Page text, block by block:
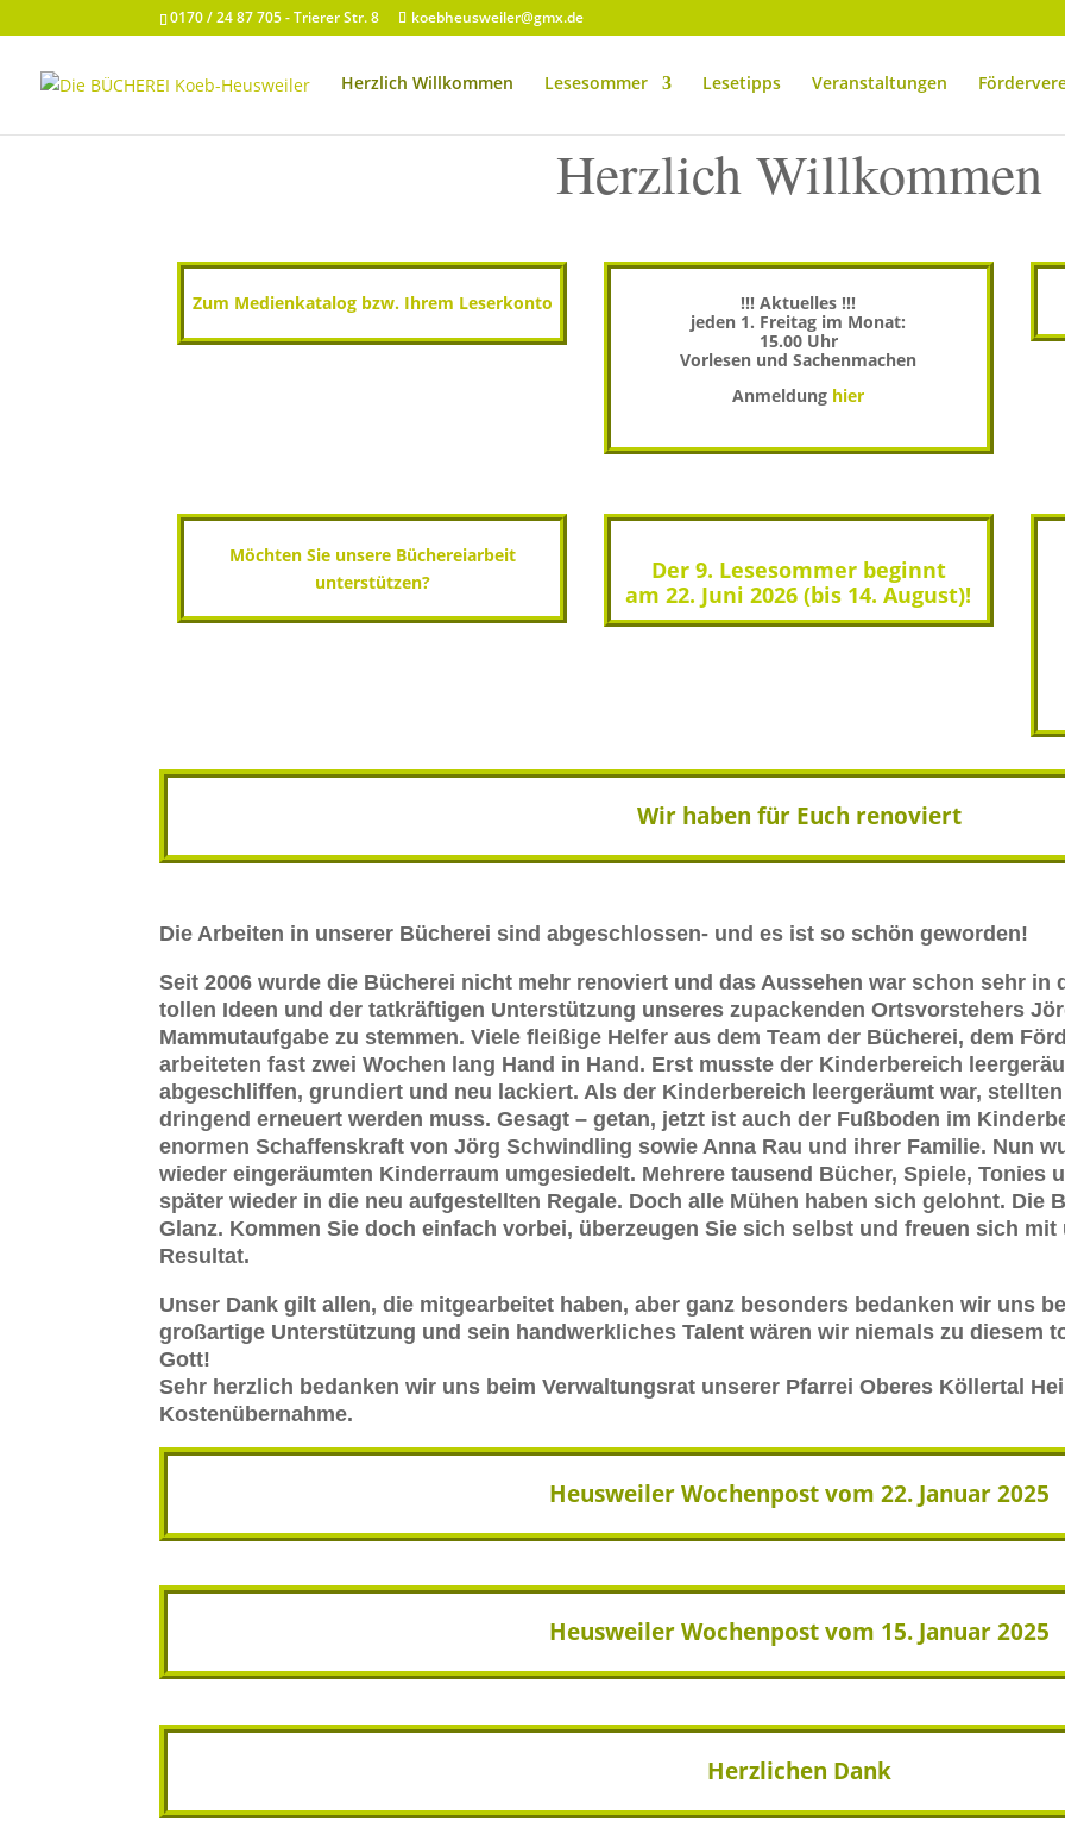
0170 / 24 87 705 - Trierer Str. 8 koebheusweiler@gmx.de
Herzlich Willkommen Lesesommer Lesetipps Veranstaltungen
Herzlich Willkommen
Zum Medienkatalog bzw. Ihrem Leserkonto
!!! Aktuelles !!!
jeden 1. Freitag im Monat:
15.00 Uhr
Vorlesen und Sachenmachen
Anmeldung hier
Möchten Sie unsere Büchereiarbeit
unterstützen?
Der 9. Lesesommer beginnt
am 22. Juni 2026 (bis 14. August)!
Wir haben für Euch renoviert
Die Arbeiten in unserer Bücherei sind abgeschlossen- und es ist so schön geworden!
Seit 2006 wurde die Bücherei nicht mehr renoviert und das Aussehen war schon sehr in
tollen Ideen und der tatkräftigen Unterstützung unseres zupackenden Ortsvorstehers
Mammutaufgabe zu stemmen. Viele fleißige Helfer aus dem Team der Bücherei, dem
arbeiteten fast zwei Wochen lang Hand in Hand. Erst musste der Kinderbereich
abgeschliffen, grundiert und neu lackiert. Als der Kinderbereich leergeräumt war,
dringend erneuert werden muss. Gesagt – getan, jetzt ist auch der Fußboden im
enormen Schaffenskraft von Jörg Schwindling sowie Anna Rau und ihrer Familie. Nun
wieder eingeräumten Kinderraum umgesiedelt. Mehrere tausend Bücher, Spiele, Tonies
später wieder in die neu aufgestellten Regale. Doch alle Mühen haben sich gelohnt. Die
Glanz. Kommen Sie doch einfach vorbei, überzeugen Sie sich selbst und freuen sich
Resultat.
Unser Dank gilt allen, die mitgearbeitet haben, aber ganz besonders bedanken wir uns
großartige Unterstützung und sein handwerkliches Talent wären wir niemals zu diesem
Gott!
Sehr herzlich bedanken wir uns beim Verwaltungsrat unserer Pfarrei Oberes Köllertal
Kostenübernahme.
Heusweiler Wochenpost vom 22. Januar 2025
Heusweiler Wochenpost vom 15. Januar 2025
Herzlichen Dank